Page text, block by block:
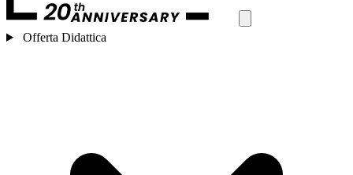
Offerta Didattica